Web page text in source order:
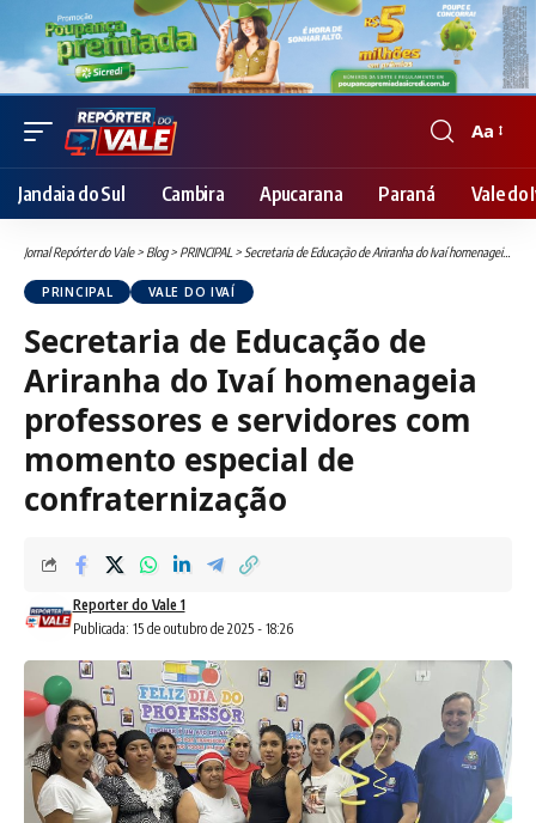
Font
Resizer
Aa
Jandaia do Sul Cambira Apucarana Paraná Vale do
Jornal Repórter do Vale> Blog> PRINCIPAL > Secretaria de Educação de Ariranha do Ivaí homenageia professores e servidores com momento especial de confraternização
PRINCIPAL VALE DO IVAÍ
Secretaria de Educação de
Ariranha do Ivaí homenageia
professores e servidores com
momento especial de
confraternização
Publicada: 15 de outubro de 2025 - 18:26
Reporter do Vale 1